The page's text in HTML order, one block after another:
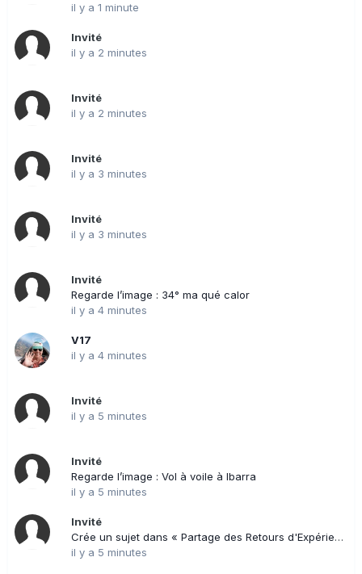
il y a 1 minute
Invité
il y a 2 minutes
Invité
il y a 2 minutes
Invité
il y a 3 minutes
Invité
il y a 3 minutes
Invité
Regarde l’image : 34° ma qué calor
il y a 4 minutes
V17
il y a 4 minutes
Invité
il y a 5 minutes
Invité
Regarde l’image : Vol à voile à Ibarra
il y a 5 minutes
Invité
Crée un sujet dans « Partage des Retours d'Expériences (REX) »
il y a 5 minutes